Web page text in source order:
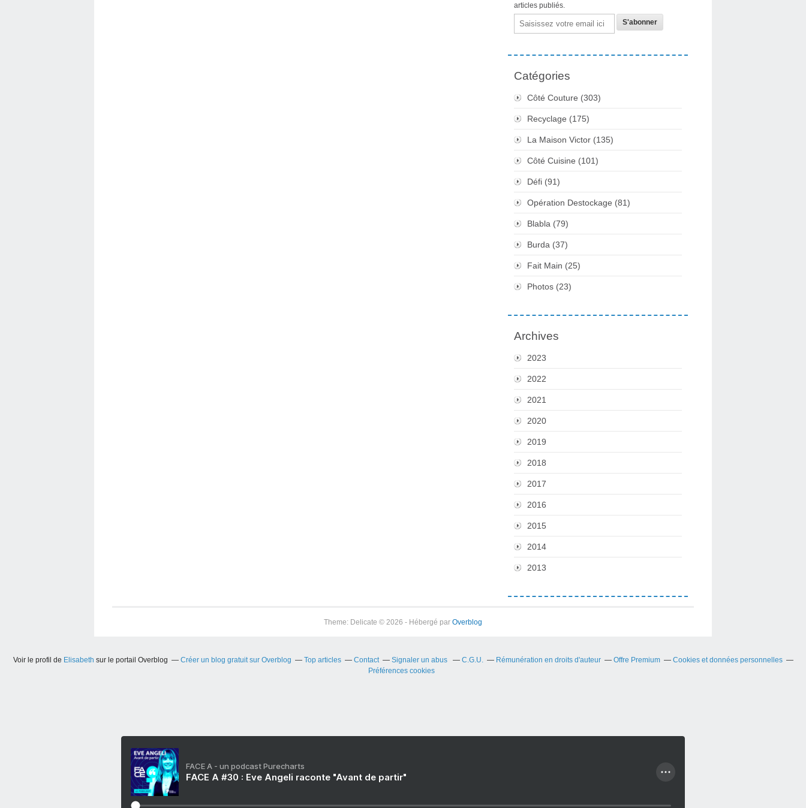
articles publiés.
Email
Catégories
Côté Couture (303)
Recyclage (175)
La Maison Victor (135)
Côté Cuisine (101)
Défi (91)
Opération Destockage (81)
Blabla (79)
Burda (37)
Fait Main (25)
Photos (23)
Archives
2023
2022
2021
2020
2019
2018
2017
2016
2015
2014
2013
Theme: Delicate © 2026 - Hébergé par Overblog
Voir le profil de Elisabeth sur le portail Overblog Créer un blog gratuit sur Overblog Top articles Contact Signaler un abus C.G.U. Rémunération en droits d'auteur Offre Premium
Cookies et données personnelles
Préférences cookies
FACE A - un podcast Purecharts
FACE A #30 : Eve Angeli raconte "Avant de partir"